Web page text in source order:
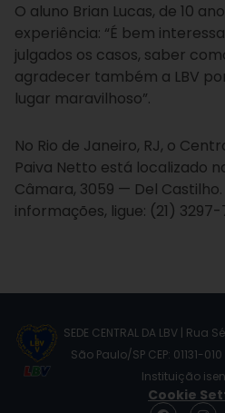
O aluno Brian Lucas, de 10
experiência: “É bem
julgados os casos, saber
agradecer também a LBV
lugar maravilhoso”.
No Rio de Janeiro, RJ, o
Paiva Netto está localizado
Câmara, 3059 — Del
informações, ligue: (21) 3297-
SEDE CENTRAL DA LBV | Rua
São Paulo/SP CEP: 01131-
Instituição
Cookie
F I